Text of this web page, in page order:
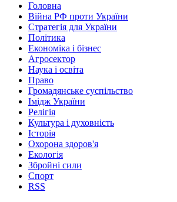
Головна
Війна РФ проти України
Стратегія для України
Політика
Економіка і бізнес
Агросектор
Наука і освіта
Право
Громадянське суспільство
Імідж України
Релігія
Культура і духовність
Історія
Охорона здоров'я
Екологія
Збройні сили
Спорт
RSS